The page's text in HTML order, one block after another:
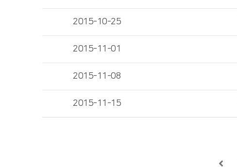
2015-10-25
2015-11-01
2015-11-08
2015-11-15